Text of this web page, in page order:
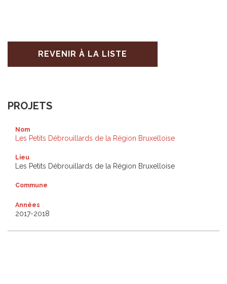
REVENIR À LA LISTE
PROJETS
Nom
Les Petits Débrouillards de la Région Bruxelloise
Lieu
Les Petits Débrouillards de la Région Bruxelloise
Commune
Années
2017-2018